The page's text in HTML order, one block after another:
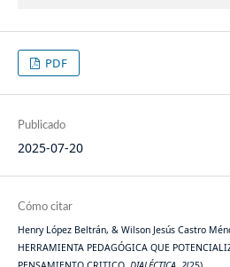
PDF
Publicado
2025-07-20
Cómo citar
Henry López Beltrán, & Wilson Jesús Castro
HERRAMIENTA PEDAGÓGICA QUE